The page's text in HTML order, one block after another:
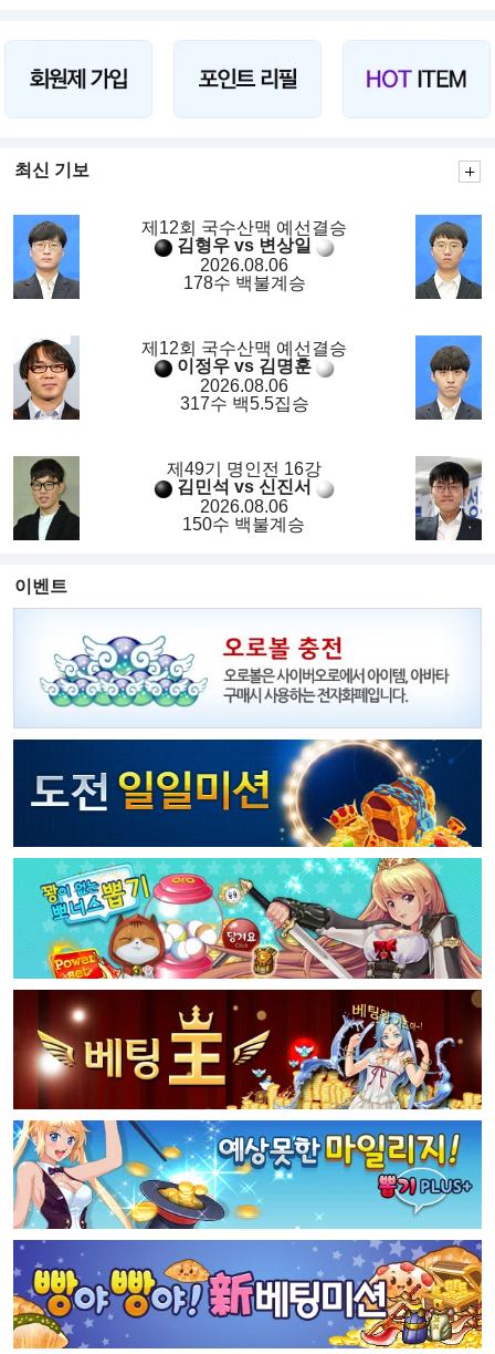
최신 기보
제12회 국수산맥 예선결승
김형우 vs 변상일
2026.08.06
178수 백불계승
제12회 국수산맥 예선결승
이정우 vs 김명훈
2026.08.06
317수 백5.5집승
제49기 명인전 16강
김민석 vs 신진서
2026.08.06
150수 백불계승
이벤트